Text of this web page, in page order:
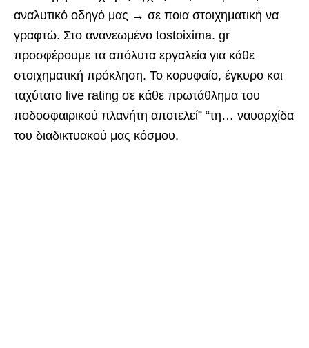
αναλυτικό οδηγό μας → σε ποια στοιχηματική να
γραφτώ. Στο ανανεωμένο tostoixima. gr
προσφέρουμε τα απόλυτα εργαλεία για κάθε
στοιχηματική πρόκληση. Το κορυφαίο, έγκυρο και
ταχύτατο live rating σε κάθε πρωτάθλημα του
ποδοσφαιρικού πλανήτη αποτελεί” “τη… ναυαρχίδα
του διαδικτυακού μας κόσμου.